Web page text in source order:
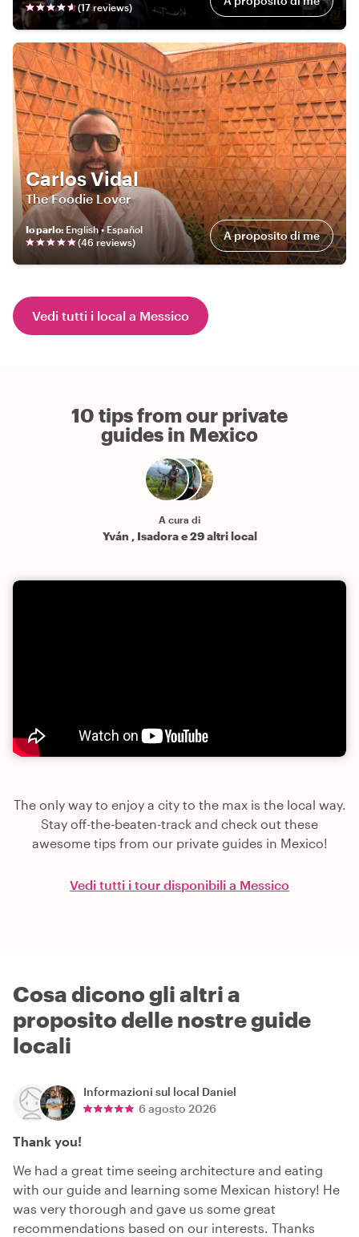
(17reviews)
Carlos Vidal
The Foodie Lover
Io parlo: English • Español
(46 reviews) A proposito di me
Vedi tutti i local a Messico
10 tips from our private
guides in Mexico
A cura di
Yván , Isadora e 29 altri local
The only way to enjoy a city to the max is the local way.
Stay off-the-beaten-track and check out these
awesome tips from our private guides in Mexico!
Vedi tutti i tour disponibili a Messico
Cosa dicono gli altri a
proposito delle nostre guide
locali
Informazioni sul local Daniel
6 agosto 2026
Thank you!
We had a great time seeing architecture and eating
with our guide and learning some Mexican history! He
was very thorough and gave us some great
recommendations based on our interests. Thanks